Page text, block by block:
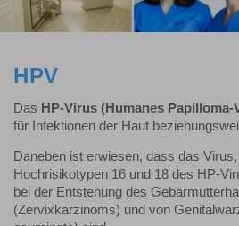
HPV
Das HP-Virus (Humanes Papilloma-
für Infektionen der Haut
Daneben ist erwiesen, dass das
Hochrisikotypen 16 und 18 des HP-
bei der Entstehung des
(Zervixkarzinoms) und von